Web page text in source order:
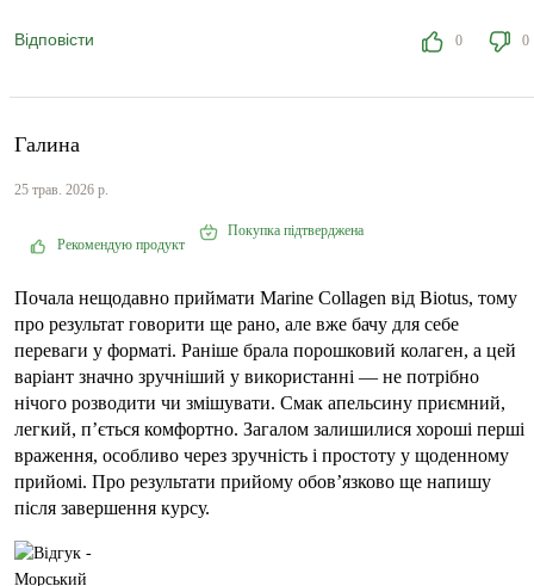
Відповісти 0 0
Галина
25 трав. 2026 р.
Рекомендую продукт
Покупка підтверджена
Почала нещодавно приймати Marine Collagen від Biotus, тому
про результат говорити ще рано, але вже бачу для себе
переваги у форматі. Раніше брала порошковий колаген, а цей
варіант значно зручніший у використанні — не потрібно
нічого розводити чи змішувати. Смак апельсину приємний,
легкий, п’ється комфортно. Загалом залишилися хороші перші
враження, особливо через зручність і простоту у щоденному
прийомі. Про результати прийому обов’язково ще напишу
після завершення курсу.